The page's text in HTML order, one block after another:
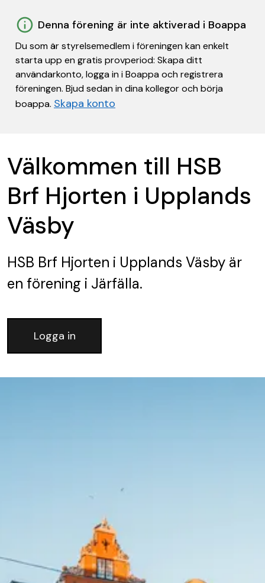
Denna förening är inte aktiverad i Boappa
Du som är styrelsemedlem i föreningen kan enkelt
starta upp en gratis provperiod: Skapa ditt
användarkonto, logga in i Boappa och registrera
föreningen. Bjud sedan in dina kollegor och börja
boappa. Skapa konto
Välkommen till HSB
Brf Hjorten i Upplands
Väsby
HSB Brf Hjorten i Upplands Väsby är
en förening i Järfälla.
Logga in